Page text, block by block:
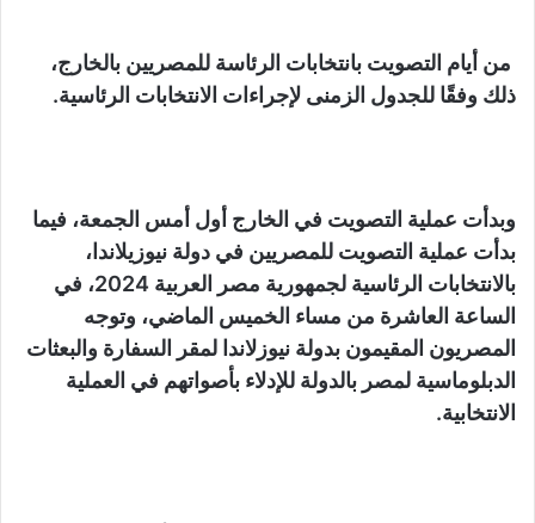
من أيام التصويت بانتخابات الرئاسة للمصريين بالخارج،
ذلك وفقًا للجدول الزمنى لإجراءات الانتخابات الرئاسية.
وبدأت عملية التصويت في الخارج أول أمس الجمعة، فيما
بدأت عملية التصويت للمصريين في دولة نيوزيلاندا،
بالانتخابات الرئاسية لجمهورية مصر العربية 2024، في
الساعة العاشرة من مساء الخميس الماضي، وتوجه
المصريون المقيمون بدولة نيوزلاندا لمقر السفارة والبعثات
الدبلوماسية لمصر بالدولة للإدلاء بأصواتهم في العملية
الانتخابية.